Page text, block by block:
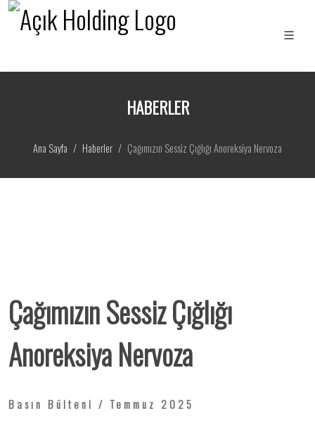
HABERLER
Ana Sayfa Haberler Çağımızın Sessiz Çığlığı Anoreksiya Nervoza
Çağımızın Sessiz Çığlığı
Anoreksiya Nervoza
Basın Bülteni / Temmuz 2025